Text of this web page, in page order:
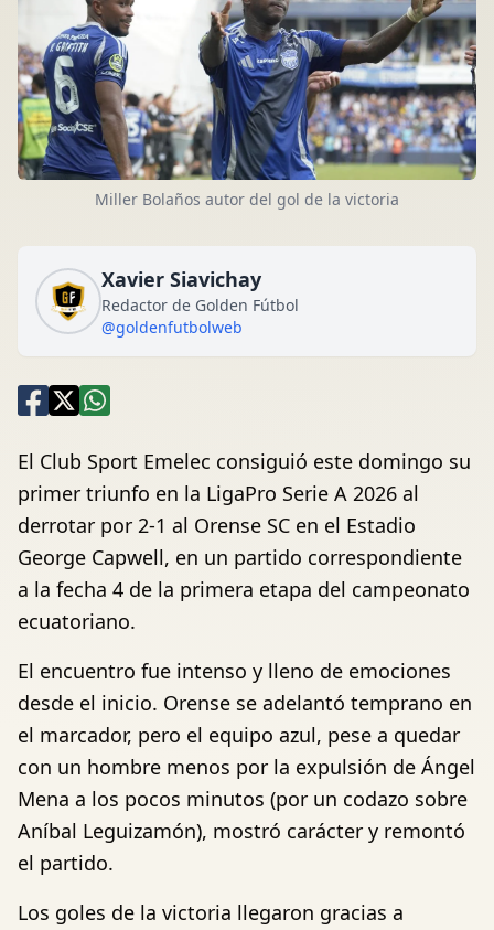
Miller Bolaños autor del gol de la victoria
Xavier Siavichay
Redactor de Golden Fútbol
@goldenfutbolweb
El Club Sport Emelec consiguió este domingo su
primer triunfo en la LigaPro Serie A 2026 al
derrotar por 2-1 al Orense SC en el Estadio
George Capwell, en un partido correspondiente
a la fecha 4 de la primera etapa del campeonato
ecuatoriano.
El encuentro fue intenso y lleno de emociones
desde el inicio. Orense se adelantó temprano en
el marcador, pero el equipo azul, pese a quedar
con un hombre menos por la expulsión de Ángel
Mena a los pocos minutos (por un codazo sobre
Aníbal Leguizamón), mostró carácter y remontó
el partido.
Los goles de la victoria llegaron gracias a